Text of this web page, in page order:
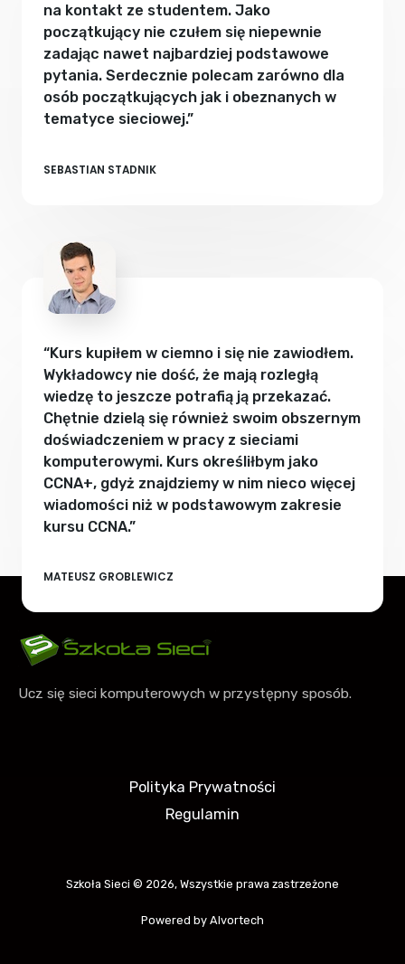
na kontakt ze studentem. Jako
początkujący nie czułem się niepewnie
zadając nawet najbardziej podstawowe
pytania. Serdecznie polecam zarówno dla
osób początkujących jak i obeznanych w
tematyce sieciowej.”
SEBASTIAN STADNIK
“Kurs kupiłem w ciemno i się nie zawiodłem.
Wykładowcy nie dość, że mają rozległą
wiedzę to jeszcze potrafią ją przekazać.
Chętnie dzielą się również swoim obszernym
doświadczeniem w pracy z sieciami
komputerowymi. Kurs określiłbym jako
CCNA+, gdyż znajdziemy w nim nieco więcej
wiadomości niż w podstawowym zakresie
kursu CCNA.”
MATEUSZ GROBLEWICZ
Ucz się sieci komputerowych w przystępny sposób.
Polityka Prywatności
Regulamin
Szkoła Sieci © 2026, Wszystkie prawa zastrzeżone
Powered by Alvortech